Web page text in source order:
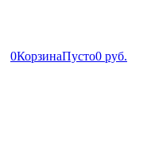
0КорзинаПусто0 руб.